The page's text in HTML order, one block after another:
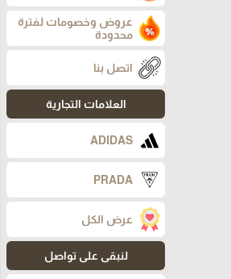
عروض وخصومات لفترة
محدودة
اتصل بنا
العلامات التجارية
ADIDAS
PRADA
عرض الكل
لنبقى على تواصل